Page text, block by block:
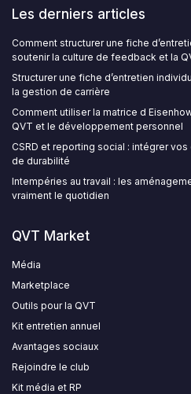
Les derniers articles
Comment structurer une fiche
soutenir la culture de feedback et la
Structurer une fiche d’entretien
la gestion de carrière
Comment utiliser la matrice d
QVT et le développement personnel
CSRD et reporting social : intégrer
de durabilité
Intempéries au travail : les
vraiment le quotidien
QVT Market
Média
Marketplace
Outils pour la QVT
Kit entretien annuel
Avantages sociaux
Rejoindre le club
Kit média et RP